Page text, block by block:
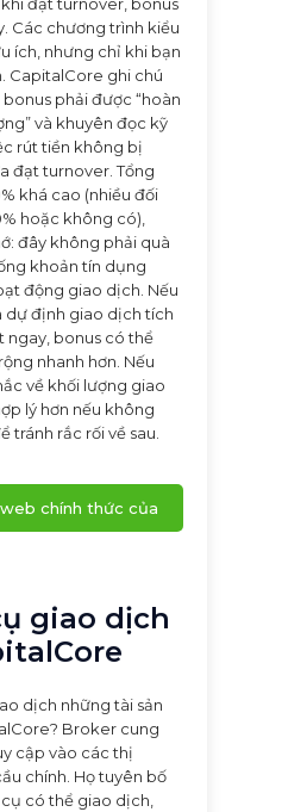
Các chương trình kiểu
ích, nhưng chỉ khi bạn
CapitalCore ghi chú
phải được “hoàn
và khuyên đọc kỹ
rút tiền không bị
đạt turnover. Tổng
khá cao (nhiều đối
hoặc không có),
đây không phải quà
khoản tín dụng
động giao dịch. Nếu
dự định giao dịch tích
ngay, bonus có thể
nhanh hơn. Nếu
về khối lượng giao
lý hơn nếu không
tránh rắc rối về sau.
chính thức của
giao dịch
dịch những tài sản
Broker cung
cập vào các thị
chính. Họ tuyên bố
có thể giao dịch,